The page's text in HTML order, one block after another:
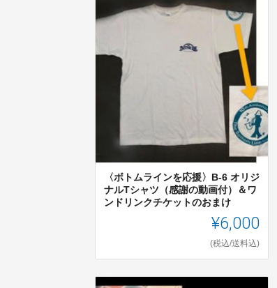
〈ボトムラインを応援〉B-6 オリジ
ナルTシャツ（感謝の動画付）＆ワ
ンドリンクチケットのおまけ
¥6,000
(税込/送料込)